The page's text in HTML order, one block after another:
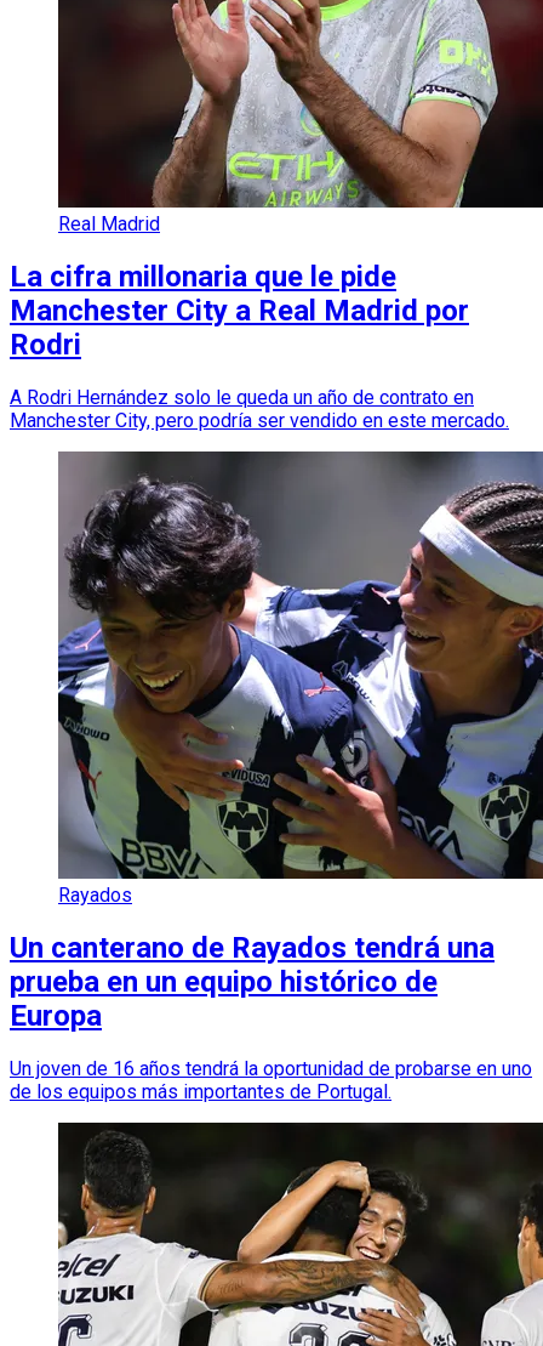
Real Madrid
La cifra millonaria que le pide
Manchester City a Real Madrid por
Rodri
A Rodri Hernández solo le queda un año de contrato en
Manchester City, pero podría ser vendido en este mercado.
Rayados
Un canterano de Rayados tendrá una
prueba en un equipo histórico de
Europa
Un joven de 16 años tendrá la oportunidad de probarse en uno
de los equipos más importantes de Portugal.